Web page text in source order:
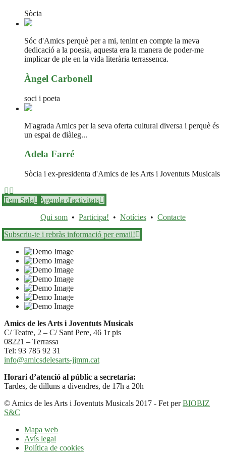
Sòcia
Sóc d'Amics perquè per a mi, tenint en compte la meva
dedicació a la poesia, aquesta era la manera de poder-me
implicar de ple en la vida literària terrassenca.
Àngel Carbonell
soci i poeta
M'agrada Amics per la seva oferta cultural diversa i perquè és
un espai de diàleg...
Adela Farré
Sòcia i ex-presidenta d'Amics de les Arts i Joventuts Musicals
Fem Sala
Agenda d'activitats
Qui som • Participa! • Notícies • Contacte
Subscriu-te i rebràs informació per email!
Amics de les Arts i Joventuts Musicals
C/ Teatre, 2 – C/ Sant Pere, 46 1r pis
08221 – Terrassa
Tel: 93 785 92 31
info@amicsdelesarts-jjmm.cat
Horari d’atenció al públic a secretaria:
Tardes, de dilluns a divendres, de 17h a 20h
© Amics de les Arts i Joventuts Musicals 2017 - Fet perBIOBIZ
S&C
Mapa web
Avís legal
Política de cookies